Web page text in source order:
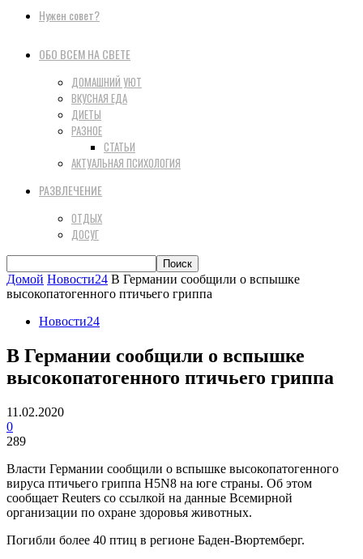
Нужен совет?
ОБО ВСЕМ НА СВЕТЕ
ДОМАШНИЙ УЮТ
ВКУСНАЯ ЕДА
ДИЕТЫ
РАЗНОЕ
СТАТЬИ
АКТУАЛЬНАЯ ПСИХОЛОГИЯ
РАЗВЛЕЧЕНИЕ
ОТДЫХ
ДОСУГ
Домой Новости24 В Германии сообщили о вспышке
высокопатогенного птичьего гриппа
Новости24
В Германии сообщили о вспышке
высокопатогенного птичьего гриппа
11.02.2020
0
289
Власти Германии сообщили о вспышке высокопатогенного
вируса птичьего гриппа H5N8 на юге страны. Об этом
сообщает Reuters со ссылкой на данные Всемирной
организации по охране здоровья животных.
Погибли более 40 птиц в регионе Баден-Вюртемберг.